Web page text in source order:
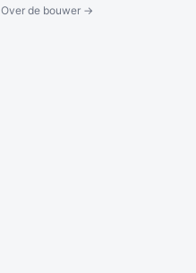
Over de bouwer →